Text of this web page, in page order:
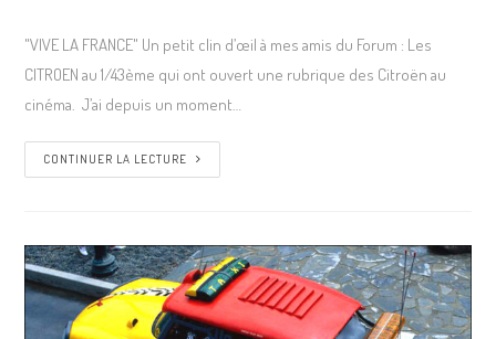
"VIVE LA FRANCE" Un petit clin d’œil à mes amis du Forum : Les
CITROEN au 1/43ème qui ont ouvert une rubrique des Citroën au
cinéma. J’ai depuis un moment…
CONTINUER LA LECTURE